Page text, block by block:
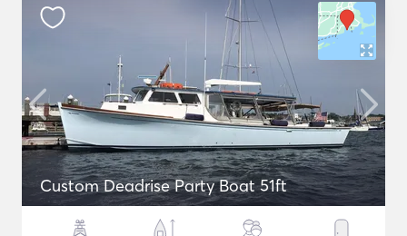
Custom Deadrise Party Boat 51ft